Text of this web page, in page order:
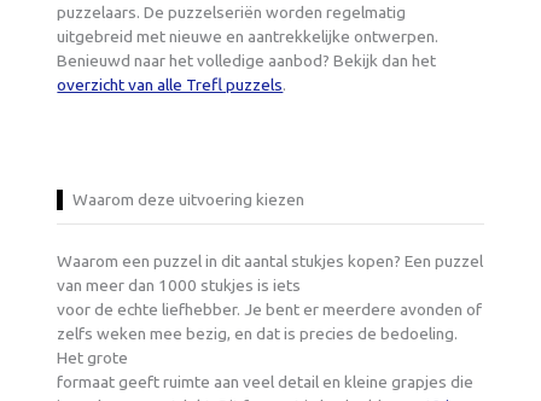
puzzelaars. De puzzelseriën worden regelmatig
uitgebreid met nieuwe en aantrekkelijke ontwerpen.
Benieuwd naar het volledige aanbod? Bekijk dan het
overzicht van alle Trefl puzzels.
Waarom deze uitvoering kiezen
Waarom een puzzel in dit aantal stukjes kopen? Een puzzel
van meer dan 1000 stukjes is iets
voor de echte liefhebber. Je bent er meerdere avonden of
zelfs weken mee bezig, en dat is precies de bedoeling.
Het grote
formaat geeft ruimte aan veel detail en kleine grapjes die